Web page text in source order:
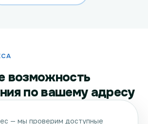
возможность
по вашему адресу
— мы проверим доступные